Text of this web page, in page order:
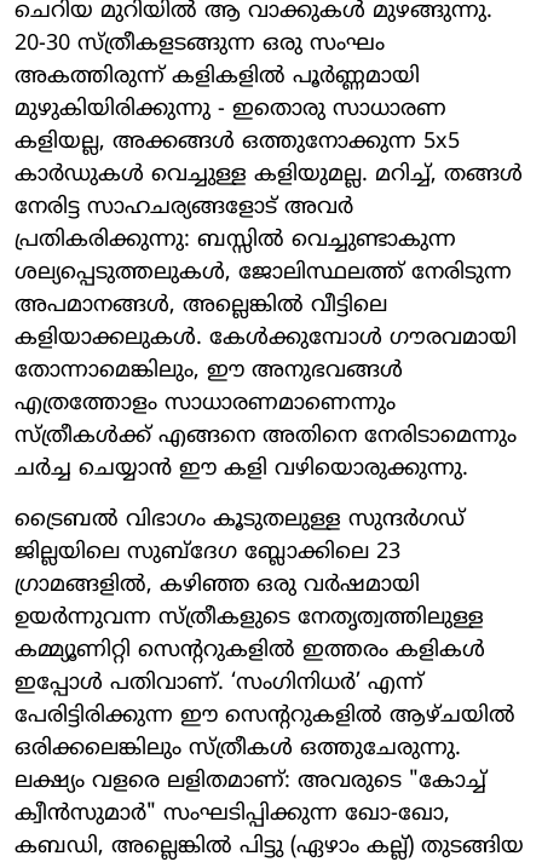
ചെറിയ മുറിയിൽ ആ വാക്കുകൾ മുഴങ്ങുന്നു.
20-30 സ്ത്രീകളടങ്ങുന്ന ഒരു സംഘം
അകത്തിരുന്ന് കളികളിൽ പൂർണ്ണമായി
മുഴുകിയിരിക്കുന്നു - ഇതൊരു സാധാരണ
കളിയല്ല, അക്കങ്ങൾ ഒത്തുനോക്കുന്ന 5x5
കാർഡുകൾ വെച്ചുള്ള കളിയുമല്ല. മറിച്ച്, തങ്ങൾ
നേരിട്ട സാഹചര്യങ്ങളോട് അവർ
പ്രതികരിക്കുന്നു: ബസ്സിൽ വെച്ചുണ്ടാകുന്ന
ശല്യപ്പെടുത്തലുകൾ, ജോലിസ്ഥലത്ത് നേരിടുന്ന
അപമാനങ്ങൾ, അല്ലെങ്കിൽ വീട്ടിലെ
കളിയാക്കലുകൾ. കേൾക്കുമ്പോൾ ഗൗരവമായി
തോന്നാമെങ്കിലും, ഈ അനുഭവങ്ങൾ
എത്രത്തോളം സാധാരണമാണെന്നും
സ്ത്രീകൾക്ക് എങ്ങനെ അതിനെ നേരിടാമെന്നും
ചർച്ച ചെയ്യാൻ ഈ കളി വഴിയൊരുക്കുന്നു.
ട്രൈബൽ വിഭാഗം കൂടുതലുള്ള സുന്ദർഗഡ്
ജില്ലയിലെ സുബ്ദേഗ ബ്ലോക്കിലെ 23
ഗ്രാമങ്ങളിൽ, കഴിഞ്ഞ ഒരു വർഷമായി
ഉയർന്നുവന്ന സ്ത്രീകളുടെ നേതൃത്വത്തിലുള്ള
കമ്മ്യൂണിറ്റി സെന്ററുകളിൽ ഇത്തരം കളികൾ
ഇപ്പോൾ പതിവാണ്. ‘സംഗിനിധർ’ എന്ന്
പേരിട്ടിരിക്കുന്ന ഈ സെന്ററുകളിൽ ആഴ്ചയിൽ
ഒരിക്കലെങ്കിലും സ്ത്രീകൾ ഒത്തുചേരുന്നു.
ലക്ഷ്യം വളരെ ലളിതമാണ്: അവരുടെ "കോച്ച്
ക്വീൻസുമാർ" സംഘടിപ്പിക്കുന്ന ഖോ-ഖോ,
കബഡി, അല്ലെങ്കിൽ പിട്ടു (ഏഴാം കല്ല്) തുടങ്ങിയ